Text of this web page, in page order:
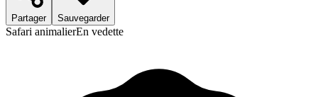
Partager Sauvegarder
Safari animalierEn vedette